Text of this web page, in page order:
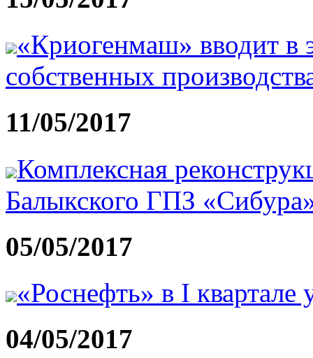
«Криогенмаш» вводит в
собственных
11/05/2017
Комплексная
Балыкского ГПЗ
05/05/2017
«Роснефть» в I квартале
04/05/2017